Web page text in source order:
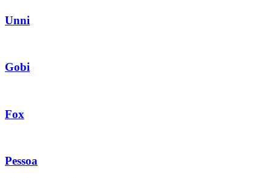
Unni
Gobi
Fox
Pessoa